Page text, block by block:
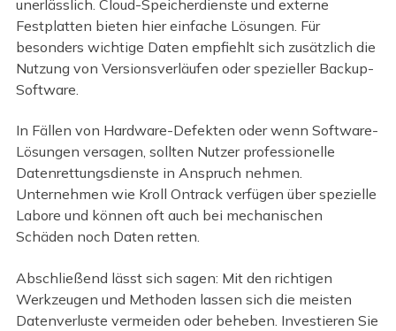
unerlässlich. Cloud-Speicherdienste und externe
Festplatten bieten hier einfache Lösungen. Für
besonders wichtige Daten empfiehlt sich zusätzlich die
Nutzung von Versionsverläufen oder spezieller Backup-
Software.
In Fällen von Hardware-Defekten oder wenn Software-
Lösungen versagen, sollten Nutzer professionelle
Datenrettungsdienste in Anspruch nehmen.
Unternehmen wie Kroll Ontrack verfügen über spezielle
Labore und können oft auch bei mechanischen
Schäden noch Daten retten.
Abschließend lässt sich sagen: Mit den richtigen
Werkzeugen und Methoden lassen sich die meisten
Datenverluste vermeiden oder beheben. Investieren Sie